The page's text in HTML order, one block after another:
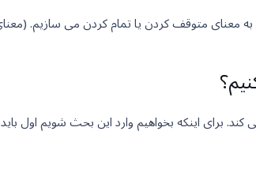
برای اینکه بخواهیم وارد این بحث شویم اول باید